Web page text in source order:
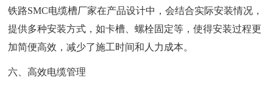
铁路SMC电缆槽厂家在产品设计中，会结合实际安装情况，
提供多种安装方式，如卡槽、螺栓固定等，使得安装过程更
加简便高效，减少了施工时间和人力成本。
六、高效电缆管理